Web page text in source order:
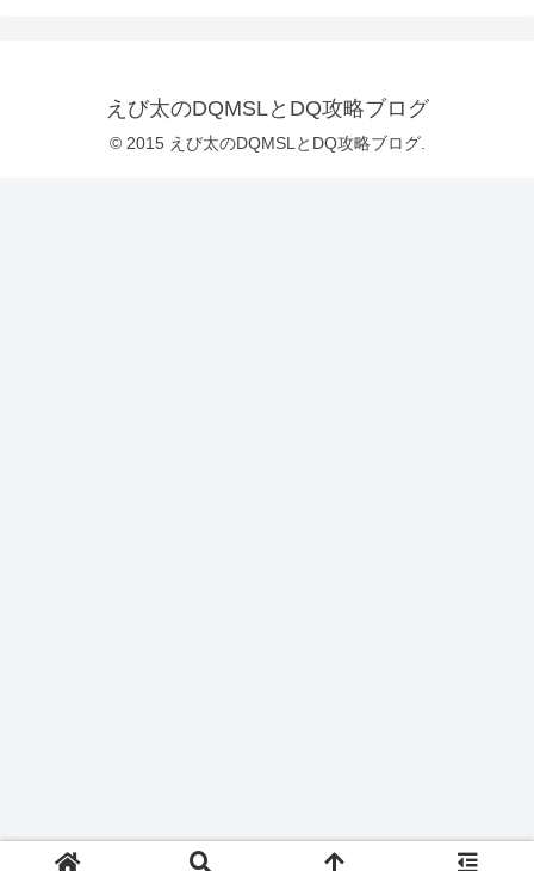
えび太のDQMSLとDQ攻略ブログ
© 2015 えび太のDQMSLとDQ攻略ブログ.